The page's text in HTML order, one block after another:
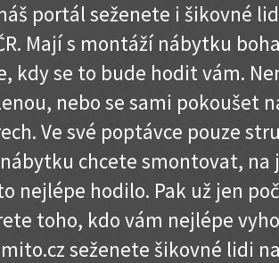
portál seženete i šikovné
Mají s montáží nábytku
kdy se to bude hodit vám.
nebo se sami pokoušet
Ve své poptávce pouze
chcete smontovat, na
nejlépe hodilo. Pak už jen
toho, kdo vám nejlépe
seženete šikovné lidi